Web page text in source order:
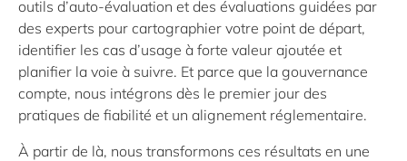
outils d’auto-évaluation et des évaluations guidées par
des experts pour cartographier votre point de départ,
identifier les cas d’usage à forte valeur ajoutée et
planifier la voie à suivre. Et parce que la gouvernance
compte, nous intégrons dès le premier jour des
pratiques de fiabilité et un alignement réglementaire.
À partir de là, nous transformons ces résultats en une